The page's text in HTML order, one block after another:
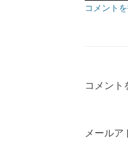
コメント
コメント
メールア